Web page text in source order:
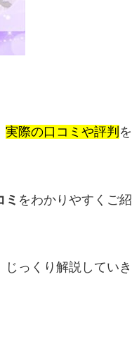
実際の口コミや評判 を
をわかりやすくご紹
っくり解説していき